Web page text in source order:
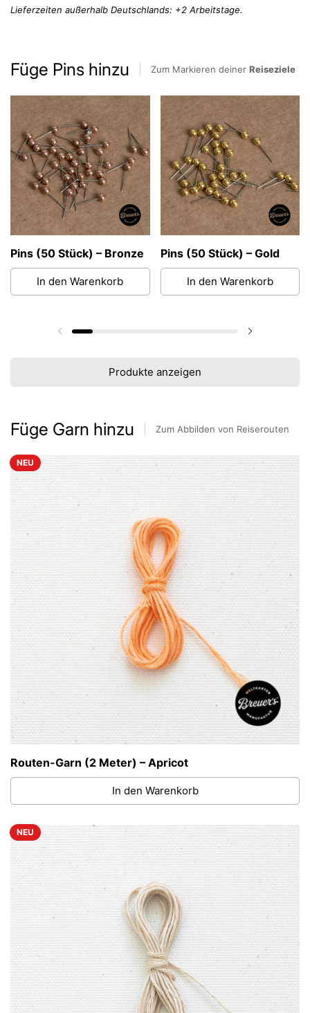
Lieferzeiten außerhalb Deutschlands: +2 Arbeitstage.
Füge Pins hinzu Zum Markieren deiner Reiseziele
Pins (50 Stück) – Bronze
In den Warenkorb
Pins (50 Stück) – Gold
In den Warenkorb
Vorherige Folie
Produkte anzeigen
Füge Garn hinzu Zum Abbilden von Reiserouten
Routen-Garn (2 Meter) – Apricot
In den Warenkorb
NEU
NEU